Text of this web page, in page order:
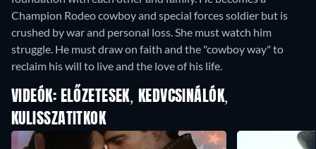
Champion Rodeo cowboy and special forces soldier but is
crushed by war and personal loss. She must watch him
struggle. He must draw on faith and the "cowboy way" to
reclaim his will to live and the love of his life.
VIDEÓK: ELŐZETESEK, KEDVCSINÁLÓK,
KULISSZATITKOK